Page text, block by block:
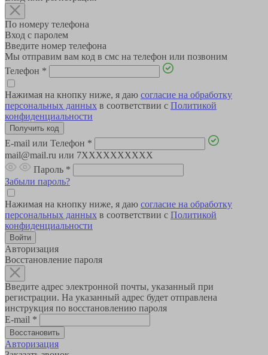
По номеру телефона
Вход с паролем
Введите номер телефона
Мы отправим вам код в смс на телефон или позвоним
Телефон *
Нажимая на кнопку ниже, я даю согласие на обработку
персональных данных в соответствии с Политикой
конфиденциальности
E-mail или Телефон *
mail@mail.ru или 7XXXXXXXXXX
Пароль *
Забыли пароль?
Нажимая на кнопку ниже, я даю согласие на обработку
персональных данных в соответствии с Политикой
конфиденциальности
Авторизация
Восстановление пароля
Введите адрес электронной почты, указанный при
регистрации. На указанный адрес будет отправлена
инструкция по восстановлению пароля
E-mail *
Авторизация